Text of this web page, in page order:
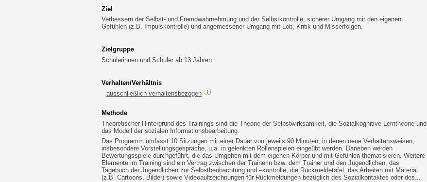
Ziel
Verbessern der Selbst- und Fremdwahrnehmung und der Selbstkontrolle, sicherer Umgang mit den eigenen
Gefühlen (z.B. Impulskontrolle) und angemessener Umgang mit Lob, Kritik und Misserfolgen.
Zielgruppe
Schülerinnen und Schüler ab 13 Jahren
Verhalten/Verhältnis
ausschließlich verhaltensbezogen
Methode
Theoretischer Hintergrund des Trainings sind die Theorie der Selbstwirksamkeit, die Sozialkognitive Lerntheorie und
das Modell der sozialen Informationsbearbeitung.
Das Programm umfasst 10 Sitzungen mit einer Dauer von jeweils 90 Minuten, in denen neue Verhaltensweisen,
insbesondere Vorstellungsgespräche, u.a. in gelenkten Rollenspielen eingeübt werden. Daneben werden
Bewertungsspiele durchgeführt, die das Umgehen mit dem eigenen Körper und mit Gefühlen thematisieren. Weitere
Elemente im Training sind ein Vertrag zwischen der Trainerin bzw. dem Trainer und den Jugendlichen, das
Tagebuch der Jugendlichen zur Selbstbeobachtung und –kontrolle, die Rückmeldetafel, das Arbeiten mit Material
(z.B. Cartoons, Bilder) sowie Videoaufzeichnungen für Rückmeldungen bezüglich des Sozialkontaktes oder des...